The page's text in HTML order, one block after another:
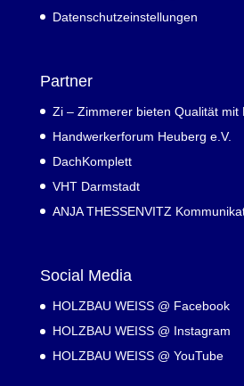
Datenschutzeinstellungen
Partner
Zi – Zimmerer bieten Qualität mit
Handwerkerforum Heuberg e.V.
DachKomplett
VHT Darmstadt
ANJA THESSENVITZ
Social Media
HOLZBAU WEISS @ Facebook
HOLZBAU WEISS @ Instagram
HOLZBAU WEISS @ YouTube